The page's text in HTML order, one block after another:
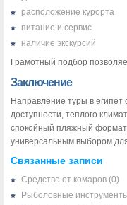
расположение курорта
питание и сервис
наличие экскурсий
Грамотный подбор
Заключение
Направление туры в
доступности, теплого
спокойный пляжный
универсальным выбором
Связанные записи
Средство от комаров (0)
Рыболовные